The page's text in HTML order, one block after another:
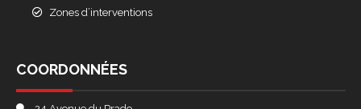
Zones d’interventions
COORDONNÉES